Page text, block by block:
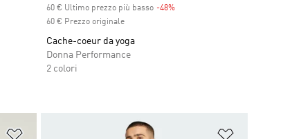
60 € Ultimo prezzo più basso -48%Discount
60 € Prezzo originale
Cache-coeur da yoga
Donna Performance
2 colori
Aggiungi alla lista dei desideri